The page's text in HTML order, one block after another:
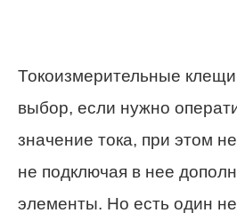
Токоизмерительные
выбор, если нужно
значение тока, при этом
не подключая в нее
элементы. Но есть один